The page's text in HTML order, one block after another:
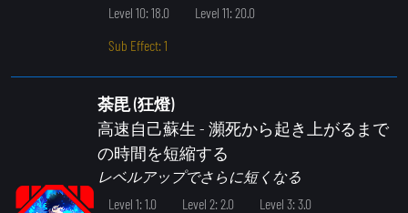
Level 10: 18.0
Level 11: 20.0
Sub Effect: 1
荼毘 (狂燈)
高速自己蘇生 - 瀕死から起き上がるまで
の時間を短縮する
レベルアップでさらに短くなる
Level 1: 1.0
Level 2: 2.0
Level 3: 3.0